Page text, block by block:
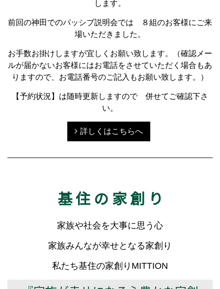
します。
前回の神田でのパッシブ説明会では ８組のお客様にご来
場いただきました。
お手数お掛けしますが宜しくお願い致します。（確認メー
ルが届かないお客様にはお電話をさせていただく場合もあ
りますので、お電話番号のご記入もお願い致します。）
【予約状況】は随時更新しますので 併せてご確認下さ
い。
詳しくはこちらへ
基 住 の 家 創 り
家族や社会を大事に思う心
家族みんなが幸せとなる家創り
私たち基住の家創りMITTION